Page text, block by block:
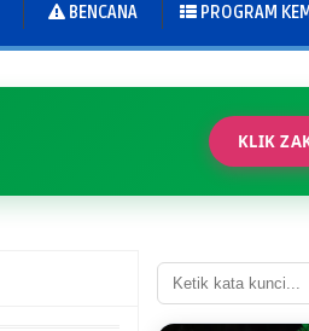
BENCANA PROGRAM
KLIK